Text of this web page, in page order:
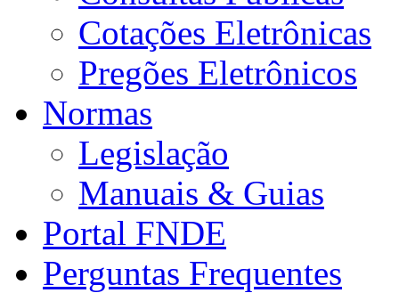
Cotações Eletrônicas
Pregões Eletrônicos
Normas
Legislação
Manuais & Guias
Portal FNDE
Perguntas Frequentes